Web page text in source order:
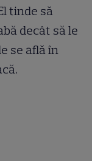
tinde să
decât să le
se află în